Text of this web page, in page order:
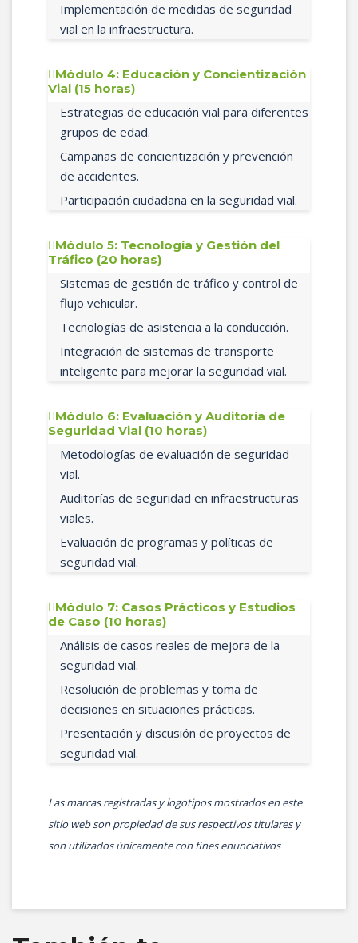
Implementación de medidas de seguridad
vial en la infraestructura.
Módulo 4: Educación y Concientización
Vial (15 horas)
Estrategias de educación vial para diferentes
grupos de edad.
Campañas de concientización y prevención
de accidentes.
Participación ciudadana en la seguridad vial.
Módulo 5: Tecnología y Gestión del
Tráfico (20 horas)
Sistemas de gestión de tráfico y control de
flujo vehicular.
Tecnologías de asistencia a la conducción.
Integración de sistemas de transporte
inteligente para mejorar la seguridad vial.
Módulo 6: Evaluación y Auditoría de
Seguridad Vial (10 horas)
Metodologías de evaluación de seguridad
vial.
Auditorías de seguridad en infraestructuras
viales.
Evaluación de programas y políticas de
seguridad vial.
Módulo 7: Casos Prácticos y Estudios
de Caso (10 horas)
Análisis de casos reales de mejora de la
seguridad vial.
Resolución de problemas y toma de
decisiones en situaciones prácticas.
Presentación y discusión de proyectos de
seguridad vial.
Las marcas registradas y logotipos mostrados en este
sitio web son propiedad de sus respectivos titulares y
son utilizados únicamente con fines enunciativos